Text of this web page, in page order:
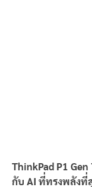
ThinkPad P1
กับ AI ที่ทรงพลังที่